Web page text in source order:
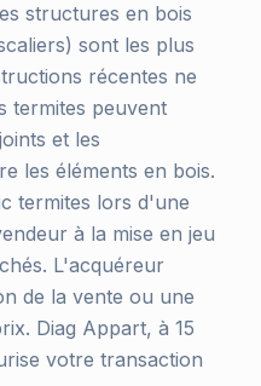
structures en bois
sont les plus
récentes ne
termites peuvent
et les
les éléments en bois.
termites lors d'une
à la mise en jeu
L'acquéreur
de la vente ou une
Diag Appart, à 15
votre transaction